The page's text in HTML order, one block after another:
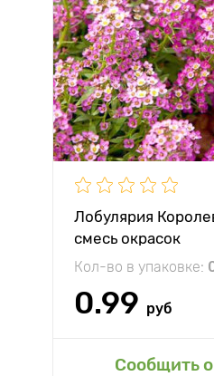
Лобулярия
смесь окрасок
Кол-во в упаковке:
0.99 руб
Сообщить